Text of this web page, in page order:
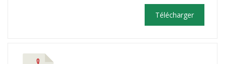
Télécharger